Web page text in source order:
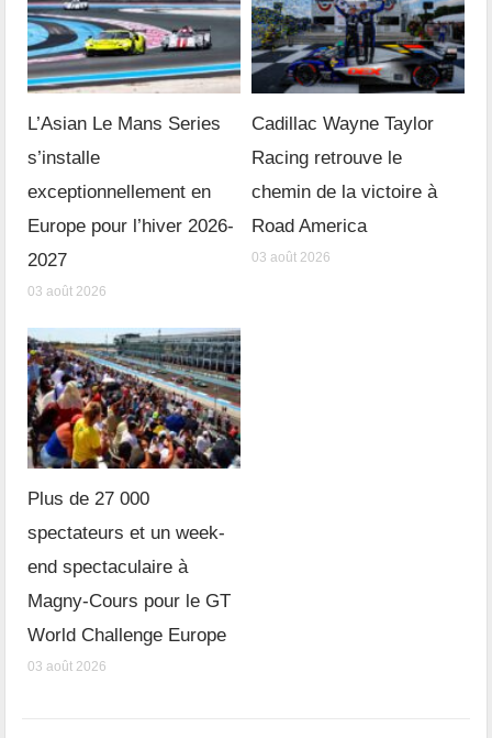
L’Asian Le Mans Series
s’installe
exceptionnellement en
Europe pour l’hiver 2026-
2027
03 août 2026
Cadillac Wayne Taylor
Racing retrouve le
chemin de la victoire à
Road America
03 août 2026
Plus de 27 000
spectateurs et un week-
end spectaculaire à
Magny-Cours pour le GT
World Challenge Europe
03 août 2026